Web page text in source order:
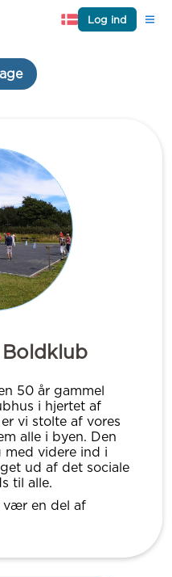
Log ind
50 år gammel
i hjertet af
vi stolte af vores
alle i byen. Den
med videre ind i
ud af det sociale
til alle.
vær en del af